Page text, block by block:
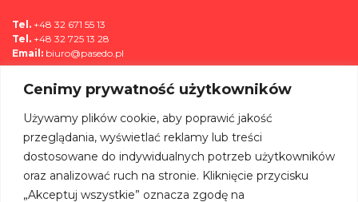
Cenimy prywatność użytkowników
Używamy plików cookie, aby poprawić jakość
przeglądania, wyświetlać reklamy lub treści
dostosowane do indywidualnych potrzeb użytkowników
oraz analizować ruch na stronie. Kliknięcie przycisku
„Akceptuj wszystkie” oznacza zgodę na
Tel. +48 32 671 55 13
Tel. +48 32 725 13 28
Email: biuro@pasedo.pl
ul. Przemysłowa 11
MEDIA
DOŁĄCZ DO NAS NA: